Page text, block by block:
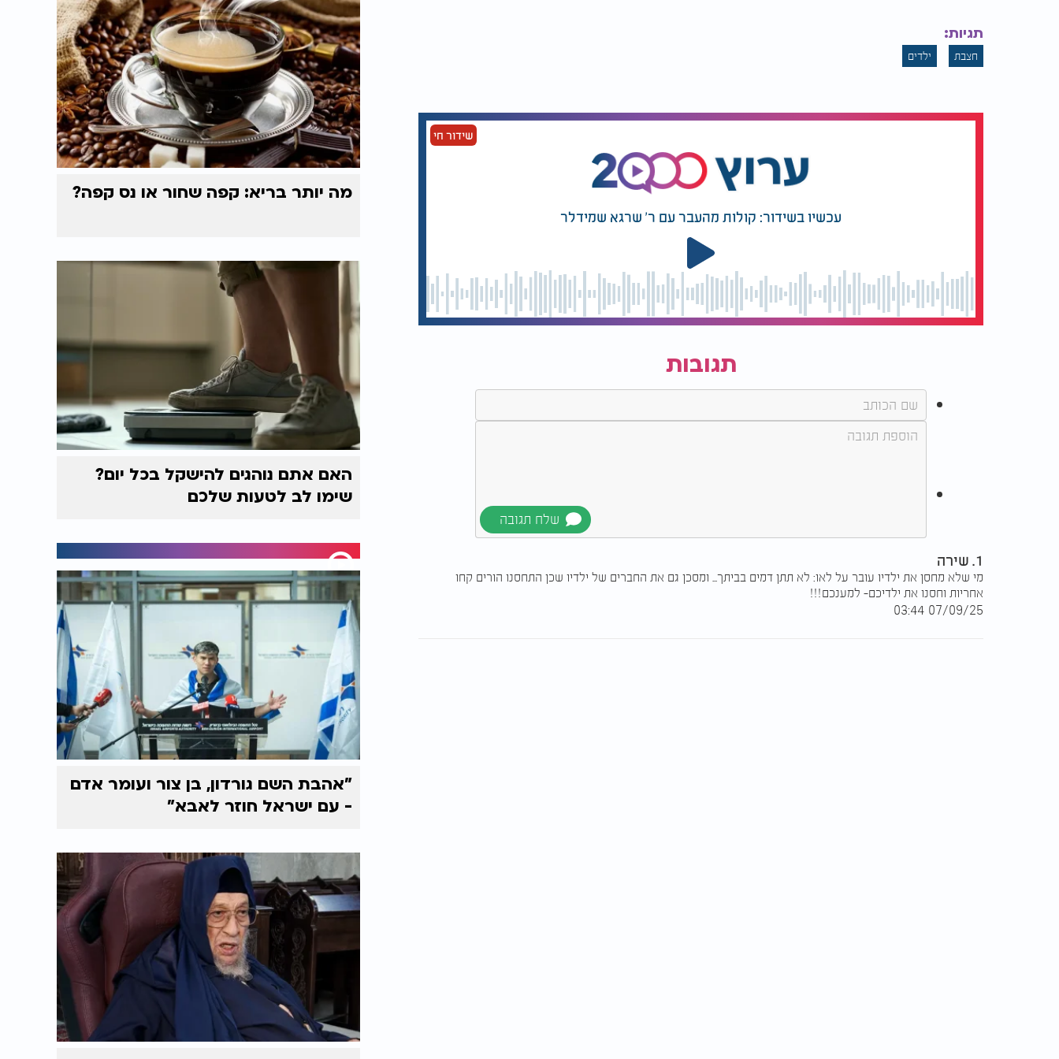
תגיות:
חצבת ילדים
שידור חי
עכשיו בשידור: קולות מהעבר עם ר' שרגא שמידלר
תגובות
1. שירה
מי שלא מחסן את ילדיו עובר על לאו: לא תתן דמים בביתך... ומסכן גם את החברים של ילדיו שכן התחסנו הורים קחו
אחריות וחסנו את ילדיכם- למענכם!!!
07/09/25 03:44
מה יותר בריא: קפה שחור או נס קפה?
האם אתם נוהגים להישקל בכל יום?
שימו לב לטעות שלכם
"אהבת השם גורדון, בן צור ועומר אדם
- עם ישראל חוזר לאבא"